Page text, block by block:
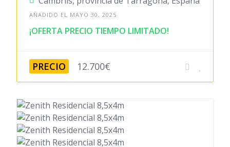
AÑADIDO EL MAYO 30, 2025
¡OFERTA PRECIO TIEMPO LIMITADO!
PRECIO 12.700€